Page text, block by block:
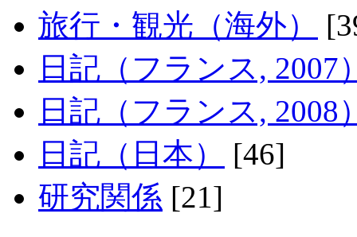
旅行・観光（海外）
日記（フランス, 2007
日記（フランス, 2008
日記（日本）
[46]
研究関係 [21]